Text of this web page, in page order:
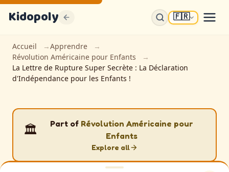
Kidopoly 🇫🇷
Accueil
Apprendre
Révolution Américaine pour Enfants
La Lettre de Rupture Super Secrète : La Déclaration
d'Indépendance pour les Enfants !
🏛️ Part of Révolution Américaine pour
Enfants
Explore all
K
Sign up for discounts, free content and
free weekly events guides
FREE EBOOK INCLUDED
10 Façons Dont les Enfants Apprennent
Ce que dit la science (que les écoles ignorent souvent)